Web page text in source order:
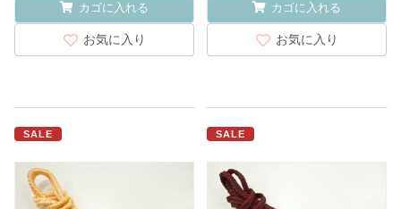
カゴに入れる
お気に入り
カゴに入れる
お気に入り
SALE SALE